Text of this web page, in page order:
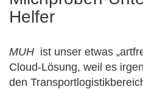
Helfer
MUH ist unser etwas
Cloud-Lösung, weil es
den